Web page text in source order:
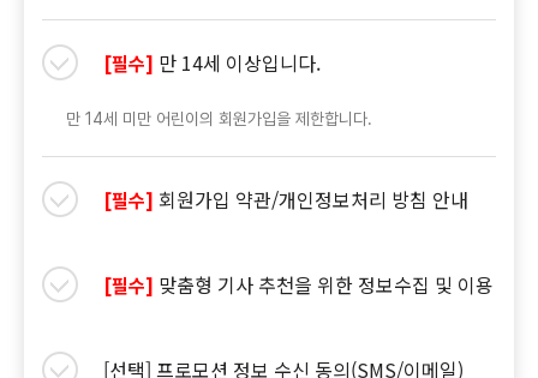
[필수] 만 14세 이상입니다.
만 14세 미만 어린이의 회원가입을 제한합니다.
[필수] 회원가입 약관/개인정보처리 방침 안내
[필수] 맞춤형 기사 추천을 위한 정보수집 및 이용
[선택] 프로모션 정보 수신 동의(SMS/이메일)